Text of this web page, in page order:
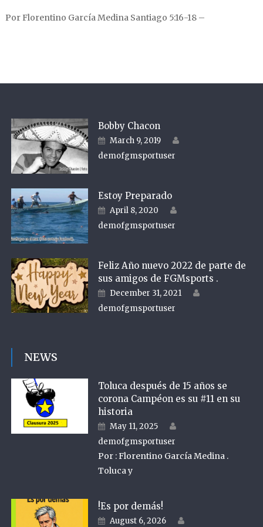
Por Florentino García Medina Santiago 5:16-18 –
Bobby Chacon
Posted on
March 9, 2019
demofgmsportuser
Estoy Preparado
Posted on
April 8, 2020
demofgmsportuser
Feliz Año nuevo 2022 de parte de
sus amigos de FGMsports .
Posted on
December 31, 2021
demofgmsportuser
NEWS
Toluca después de 15 años se
corona Campéon es su #11 en su
historia
Posted on
May 11, 2025
demofgmsportuser
Por : Florentino García Medina .
Toluca y
!Es por demás!
Posted on
August 6, 2026